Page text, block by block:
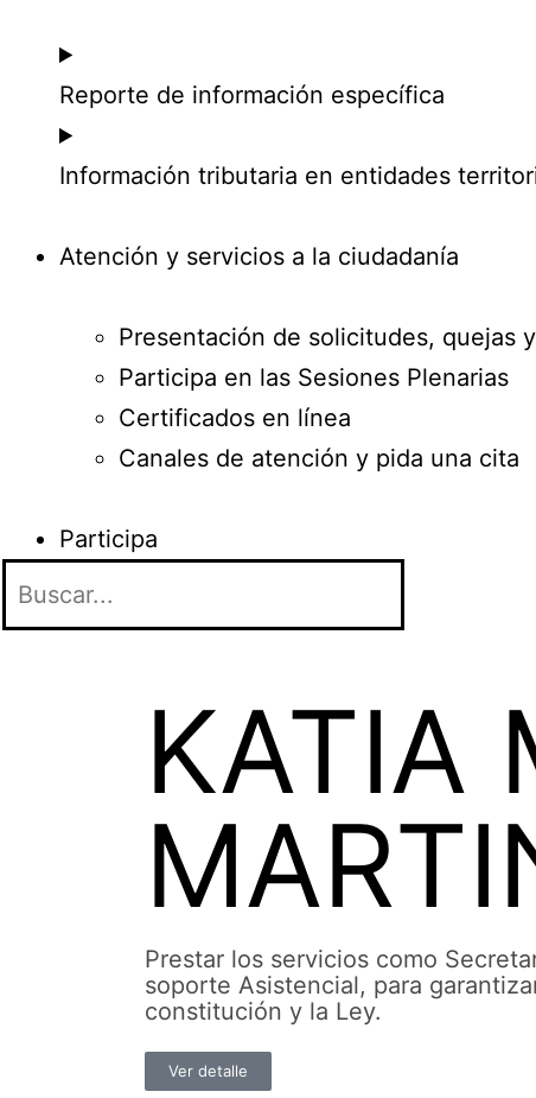
Reporte de información específica
Información tributaria en entidades
Atención y servicios a la ciudadanía
Presentación de solicitudes, quejas
Participa en las Sesiones Plenarias
Certificados en línea
Canales de atención y pida una cita
Participa
KATIA
Prestar los servicios como
soporte Asistencial, para
constitución y la Ley.
Ver detalle